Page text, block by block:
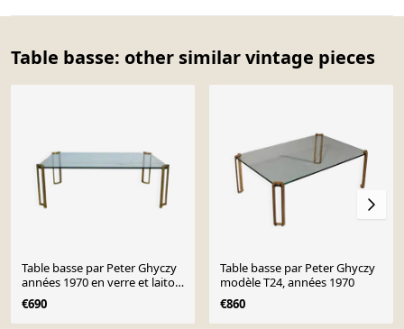
Table basse: other similar vintage pieces
Table basse par Peter Ghyczy
années 1970 en verre et laiton
vintage
€690
Table basse par Peter Ghyczy
modèle T24, années 1970
€860